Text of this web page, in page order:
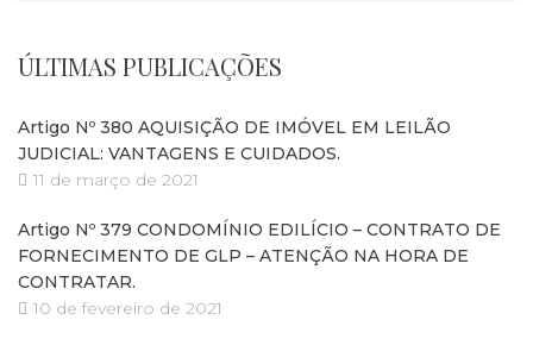
ÚLTIMAS PUBLICAÇÕES
Artigo Nº 380 AQUISIÇÃO DE IMÓVEL EM LEILÃO
JUDICIAL: VANTAGENS E CUIDADOS.
11 de março de 2021
Artigo Nº 379 CONDOMÍNIO EDILÍCIO – CONTRATO DE
FORNECIMENTO DE GLP – ATENÇÃO NA HORA DE
CONTRATAR.
10 de fevereiro de 2021